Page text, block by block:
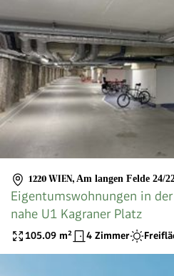
1220 WIEN, Am langen Felde 24/
Eigentumswohnungen in
nahe U1 Kagraner Platz
105.09 m² 4 Zimmer